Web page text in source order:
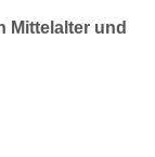
Mittelalter und